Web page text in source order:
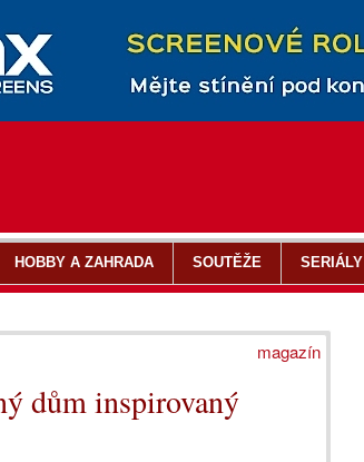
magazín
dům inspirovaný
HOBBY A ZAHRADA SOUTĚŽE SERIÁLY